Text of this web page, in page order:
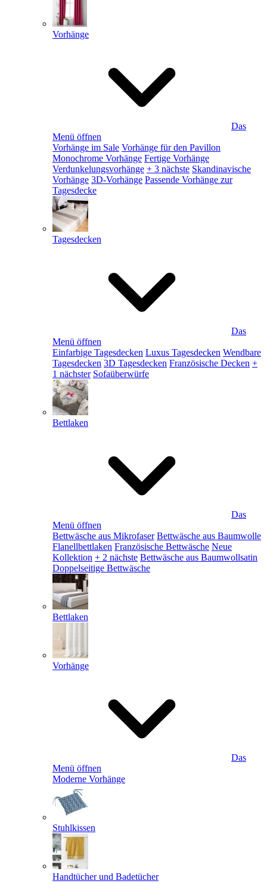
Vorhänge
Das
Menü öffnen
Vorhänge im Sale Vorhänge für den Pavillon
Monochrome Vorhänge Fertige Vorhänge
Verdunkelungsvorhänge + 3 nächste Skandinavische
Vorhänge 3D-Vorhänge Passende Vorhänge zur
Tagesdecke
Tagesdecken
Das
Menü öffnen
Einfarbige Tagesdecken Luxus Tagesdecken Wendbare
Tagesdecken 3D Tagesdecken Französische Decken +
1 nächster Sofaüberwürfe
Bettlaken
Das
Menü öffnen
Bettwäsche aus Mikrofaser Bettwäsche aus Baumwolle
Flanellbettlaken Französische Bettwäsche Neue
Kollektion + 2 nächste Bettwäsche aus Baumwollsatin
Doppelseitige Bettwäsche
Bettlaken
Vorhänge
Das
Menü öffnen
Moderne Vorhänge
Stuhlkissen
Handtücher und Badetücher